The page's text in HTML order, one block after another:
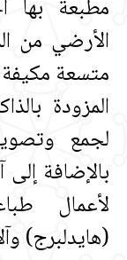
مطبعة بها
الأرضي من
متسعة مكيفة
المزودة
لجمع
بالإضافة
لأعمال
‏(‏هايدلبرج‏)‏